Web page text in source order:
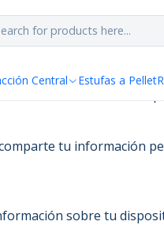
Central Estufas a Pellet
de
tu información
sobre tu